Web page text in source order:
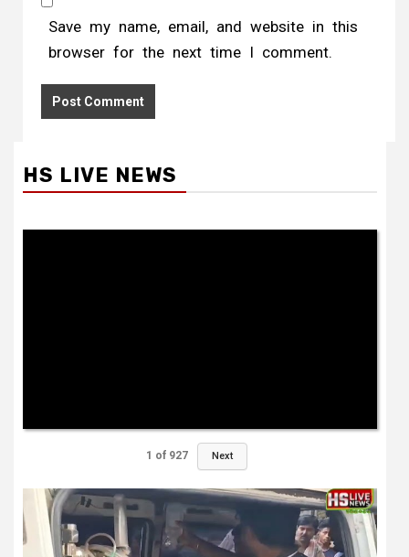
Save my name, email, and website in this
browser for the next time I comment.
HS LIVE NEWS
1 of 927 Next